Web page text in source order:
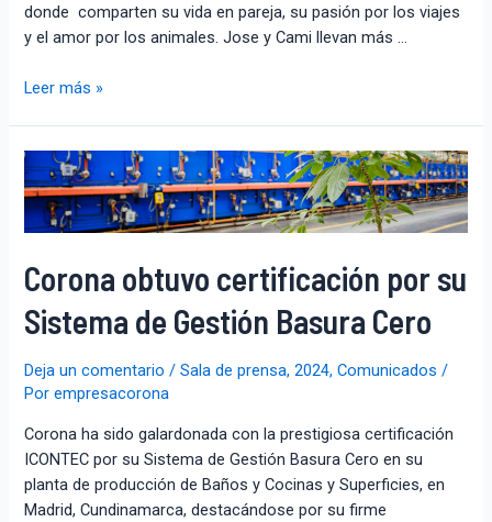
donde comparten su vida en pareja, su pasión por los viajes
y el amor por los animales. Jose y Cami llevan más …
Leer más »
Corona obtuvo certificación por su
Sistema de Gestión Basura Cero
Deja un comentario /Sala de prensa,2024,Comunicados /
Porempresacorona
Corona ha sido galardonada con la prestigiosa certificación
ICONTEC por su Sistema de Gestión Basura Cero en su
planta de producción de Baños y Cocinas y Superficies, en
Madrid, Cundinamarca, destacándose por su firme